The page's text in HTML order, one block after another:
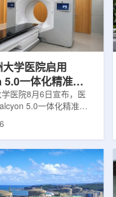
大学医院启用
5.0一体化精准放
案医院8月6日宣布，医
5.0一体化精准放
案，并开始全面用于患
理整合到同一治疗流程
图像引导放射治疗的精
。此次实施方案以
软件5.0版本为基础，集